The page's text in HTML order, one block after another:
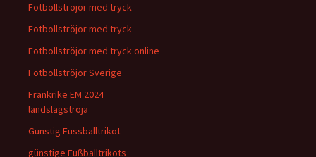
Fotbollströjor med tryck
Fotbollströjor med tryck
Fotbollströjor med tryck online
Fotbollströjor Sverige
Frankrike EM 2024
landslagströja
Gunstig Fussballtrikot
günstige Fußballtrikots